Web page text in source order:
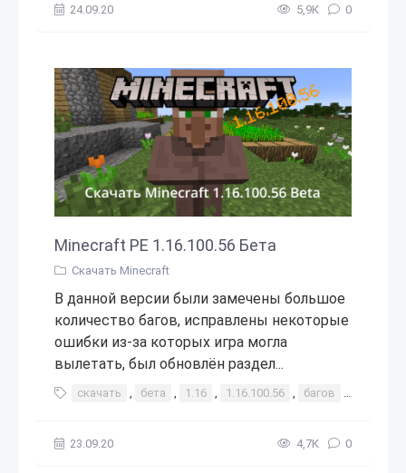
24.09.20 5,9К 0
Minecraft PE 1.16.100.56 Бета
Скачать Minecraft
В данной версии были замечены большое
количество багов, исправлены некоторые
ошибки из-за которых игра могла
вылетать, был обновлён раздел...
скачать , бета , 1.16 , 1.16.100.56 , багов ,
23.09.20 4,7К 0